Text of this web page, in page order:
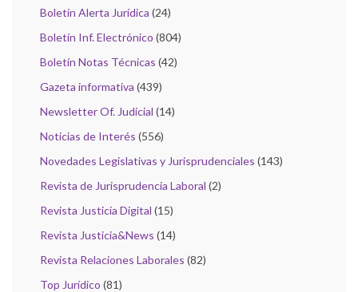
Boletín Alerta Jurídica (24)
Boletín Inf. Electrónico (804)
Boletín Notas Técnicas (42)
Gazeta informativa (439)
Newsletter Of. Judicial (14)
Noticias de Interés (556)
Novedades Legislativas y Jurisprudenciales (143)
Revista de Jurisprudencia Laboral (2)
Revista Justicia Digital (15)
Revista Justicia&News (14)
Revista Relaciones Laborales (82)
Top Jurídico (81)